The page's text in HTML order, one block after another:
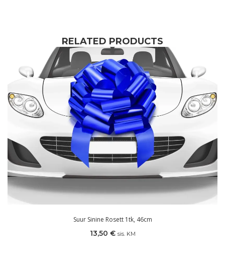
RELATED PRODUCTS
Suur Sinine Rosett 1tk, 46cm
13,50 € sis. KM